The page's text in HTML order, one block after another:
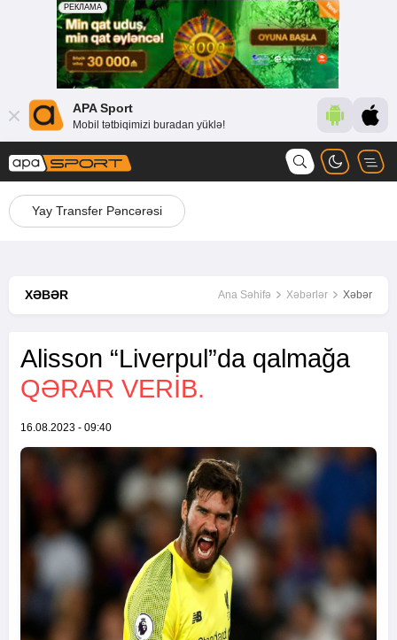
APA Sport
Mobil tətbiqimizi buradan yüklə!
Yay Transfer Pəncərəsi
XƏBƏR Ana Səhifə Xəbərlər Xəbər
Alisson “Liverpul”da qalmağa
QƏRAR VERIB.
16.08.2023 - 09:40